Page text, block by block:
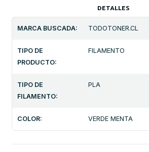
DETALLES
MARCA BUSCADA: TODOTONER.CL
TIPO DE
PRODUCTO:
FILAMENTO
TIPO DE
FILAMENTO:
PLA
COLOR: VERDE MENTA